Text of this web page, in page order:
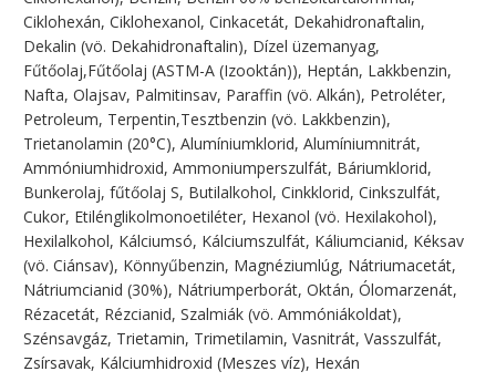
Ciklohexán, Ciklohexanol, Cinkacetát, Dekahidronaftalin,
Dekalin (vö. Dekahidronaftalin), Dízel üzemanyag,
Fűtőolaj,Fűtőolaj (ASTM-A (Izooktán)), Heptán, Lakkbenzin,
Nafta, Olajsav, Palmitinsav, Paraffin (vö. Alkán), Petroléter,
Petroleum, Terpentin,Tesztbenzin (vö. Lakkbenzin),
Trietanolamin (20°C), Alumíniumklorid, Alumíniumnitrát,
Ammóniumhidroxid, Ammoniumperszulfát, Báriumklorid,
Bunkerolaj, fűtőolaj S, Butilalkohol, Cinkklorid, Cinkszulfát,
Cukor, Etilénglikolmonoetiléter, Hexanol (vö. Hexilakohol),
Hexilalkohol, Kálciumsó, Kálciumszulfát, Káliumcianid, Kéksav
(vö. Ciánsav), Könnyűbenzin, Magnéziumlúg, Nátriumacetát,
Nátriumcianid (30%), Nátriumperborát, Oktán, Ólomarzenát,
Rézacetát, Rézcianid, Szalmiák (vö. Ammóniákoldat),
Szénsavgáz, Trietamin, Trimetilamin, Vasnitrát, Vasszulfát,
Zsírsavak, Kálciumhidroxid (Meszes víz), Hexán